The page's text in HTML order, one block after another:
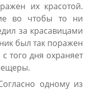
их красотой.
во чтобы то ни
за красавицами
был так поражен
того дня охраняет
одному из